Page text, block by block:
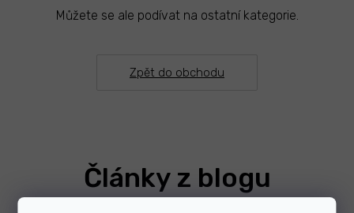
Můžete se ale podívat na ostatní kategorie.
Zpět do obchodu
Články z blogu